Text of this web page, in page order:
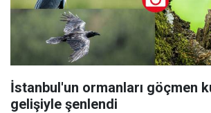
İstanbul'un ormanları göçmen
gelişiyle şenlendi